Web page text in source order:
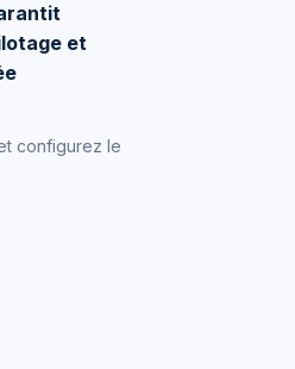
et
configurez le